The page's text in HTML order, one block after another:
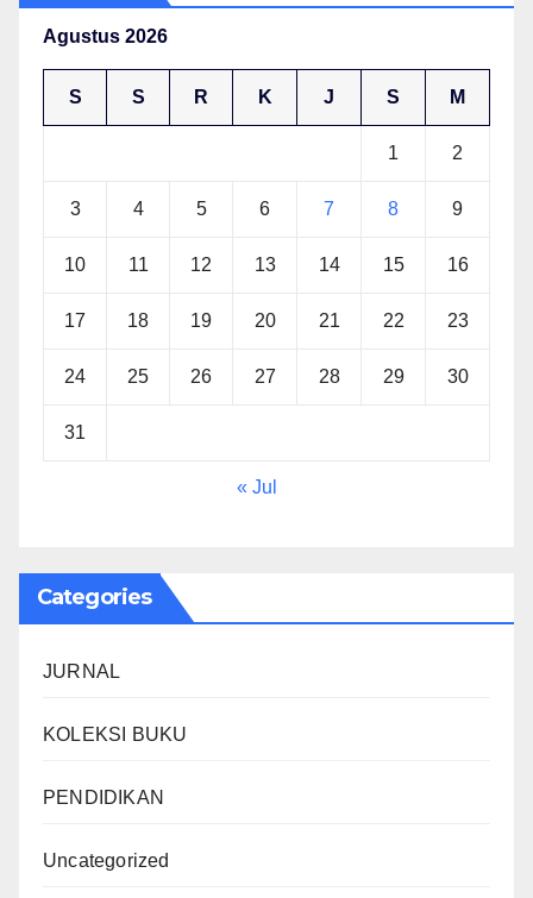
Agustus 2026
S S R K J S M
1 2
3 4 5 6 7 8 9
10 11 12 13 14 15 16
17 18 19 20 21 22 23
24 25 26 27 28 29 30
31
« Jul
Categories
JURNAL
KOLEKSI BUKU
PENDIDIKAN
Uncategorized